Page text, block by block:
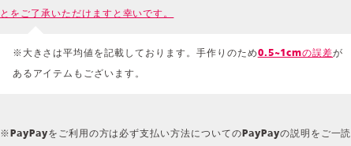
とをご了承いただけますと幸いです。
※大きさは平均値を記載しております。手作りのため0.5~1cmの誤差が
あるアイテムもございます。
※PayPayをご利用の方は必ず支払い方法についてのPayPayの説明をご一読